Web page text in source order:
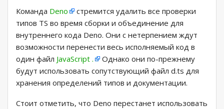
Команда Deno
стремится удалить все проверки
типов TS во время сборки и объединение для
внутреннего кода Deno. Они с нетерпением ждут
возможности перенести весь исполняемый код в
один файл JavaScript .
Однако они по-прежнему
будут использовать сопутствующий файл d.ts для
хранения определений типов и документации.
Стоит отметить, что Deno перестанет использовать